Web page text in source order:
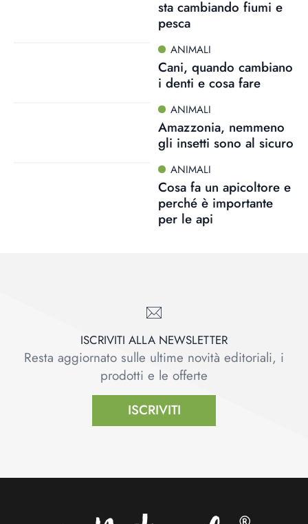
sta cambiando fiumi e
pesca
ANIMALI
Cani, quando cambiano
i denti e cosa fare
ANIMALI
Amazzonia, nemmeno
gli insetti sono al sicuro
ANIMALI
Cosa fa un apicoltore e
perché è importante
per le api
ISCRIVITI ALLA NEWSLETTER
Resta aggiornato sulle ultime novità editoriali, i
prodotti e le offerte
ISCRIVITI